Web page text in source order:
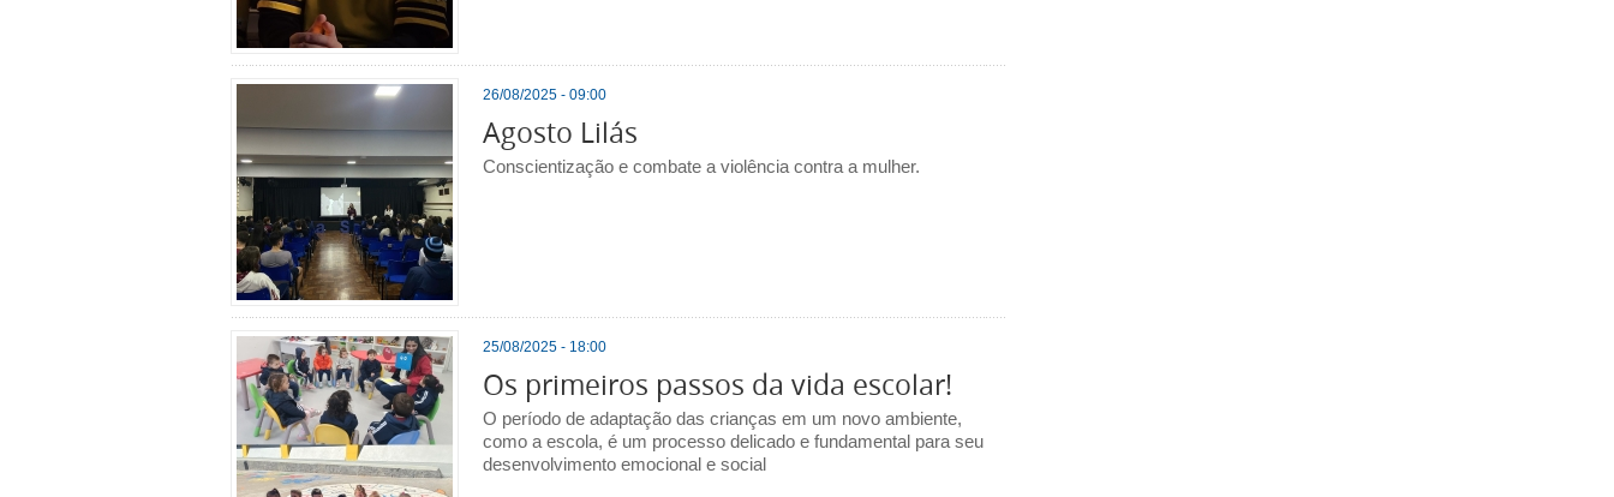
26/08/2025 - 09:00
Agosto Lilás
Conscientização e combate a violência contra a mulher.
25/08/2025 - 18:00
Os primeiros passos da vida escolar!
O período de adaptação das crianças em um novo ambiente,
como a escola, é um processo delicado e fundamental para seu
desenvolvimento emocional e social